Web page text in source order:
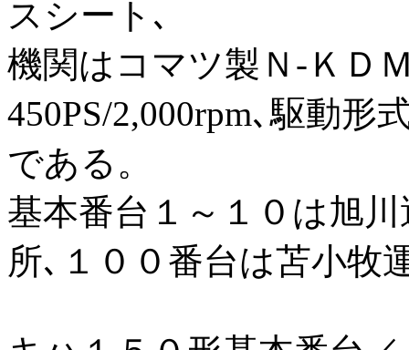
スシート､
機関はコマツ製Ｎ-ＫＤ
450PS/2,000rpm､駆動形
である。
基本番台１～１０は旭
所､１００番台は苫小牧